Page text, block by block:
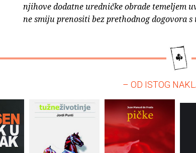
njihove dodatne uredničke obrade temeljem
ne smiju prenositi bez prethodnog dogovora
– OD ISTOG